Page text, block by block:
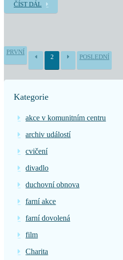
ČÍST DÁL
PRVNÍ
2 POSLEDNÍ
Kategorie
akce v komunitním centru
archiv událostí
cvičení
divadlo
duchovní obnova
farní akce
farní dovolená
film
Charita